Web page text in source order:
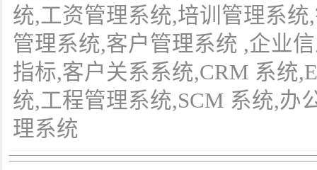
统,工资管理系统,培训管理系
管理系统,客户管理系统 ,企业
指标,客户关系系统,CRM 系统
统,工程管理系统,SCM 系统,办
理系统